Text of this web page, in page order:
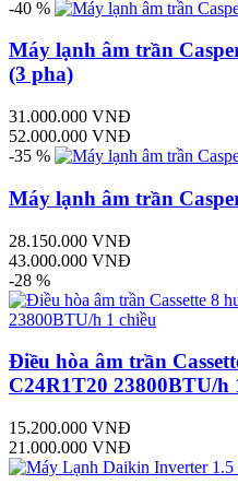
-40 %
Máy lạnh âm trần
(3 pha)
31.000.000 VNĐ
52.000.000 VNĐ
-35 %
Máy lạnh âm trần
28.150.000 VNĐ
43.000.000 VNĐ
-28 %
Điều hòa âm trần
C24R1T20 23800BTU/h
15.200.000 VNĐ
21.000.000 VNĐ